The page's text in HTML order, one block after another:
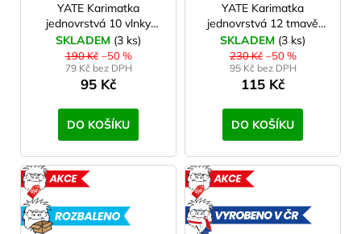
YATE Karimatka
jednovrstvá 10 vlnky
modrá B66, II. jakost
SKLADEM (3 ks)
190 Kč –50 %
79 Kč bez DPH
95 Kč
DO KOŠÍKU
YATE Karimatka
jednovrstvá 12 tmavě
zelená G95, II. jakost
SKLADEM (3 ks)
230 Kč –50 %
95 Kč bez DPH
115 Kč
DO KOŠÍKU
ROZBALENO